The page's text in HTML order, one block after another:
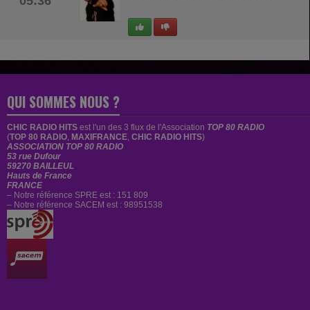
QUI SOMMES NOUS ?
CHIC RADIO HITS est l'un des 3 flux de l'Association TOP 80 RADIO
(TOP 80 RADIO, MAXIFRANCE, CHIC RADIO HITS)
ASSOCIATION TOP 80 RADIO
53 rue Dufour
59270 BAILLEUL
Hauts de France
FRANCE
– Notre référence SPRE est : 151 809
– Notre référence SACEM est : 98951538